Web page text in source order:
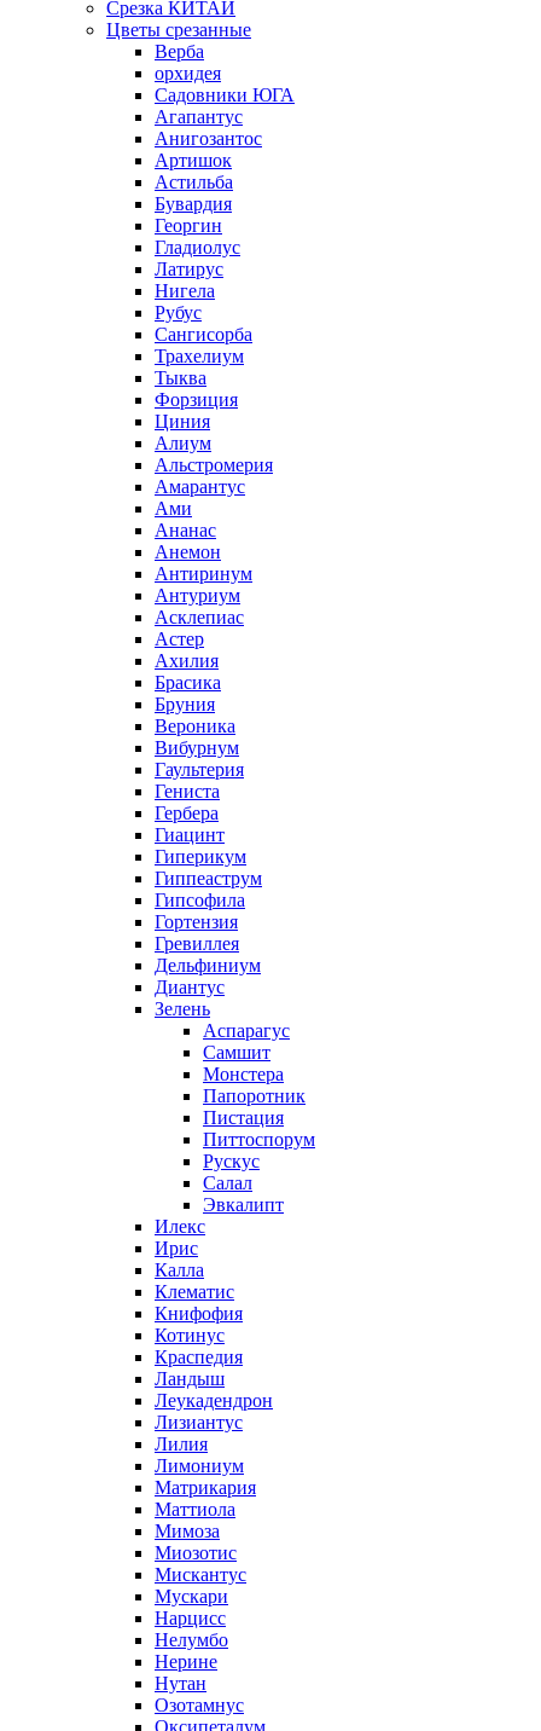
Срезка КИТАЙ
Цветы срезанные
Верба
орхидея
Садовники ЮГА
Агапантус
Анигозантос
Артишок
Астильба
Бувардия
Георгин
Гладиолус
Латирус
Нигела
Рубус
Сангисорба
Трахелиум
Тыква
Форзиция
Циния
Алиум
Альстромерия
Амарантус
Ами
Ананас
Анемон
Антиринум
Антуриум
Асклепиас
Астер
Ахилия
Брасика
Бруния
Вероника
Вибурнум
Гаультерия
Гениста
Гербера
Гиацинт
Гиперикум
Гиппеаструм
Гипсофила
Гортензия
Гревиллея
Дельфиниум
Диантус
Зелень
Аспарагус
Самшит
Монстера
Папоротник
Пистация
Питтоспорум
Рускус
Салал
Эвкалипт
Илекс
Ирис
Калла
Клематис
Книфофия
Котинус
Краспедия
Ландыш
Леукадендрон
Лизиантус
Лилия
Лимониум
Матрикария
Маттиола
Мимоза
Миозотис
Мискантус
Мускари
Нарцисс
Нелумбо
Нерине
Нутан
Озотамнус